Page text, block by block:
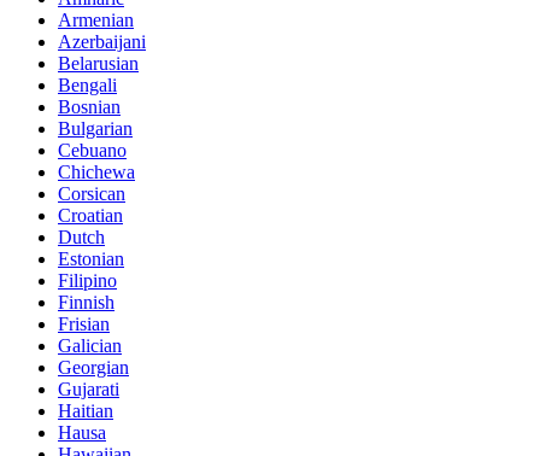
Armenian
Azerbaijani
Belarusian
Bengali
Bosnian
Bulgarian
Cebuano
Chichewa
Corsican
Croatian
Dutch
Estonian
Filipino
Finnish
Frisian
Galician
Georgian
Gujarati
Haitian
Hausa